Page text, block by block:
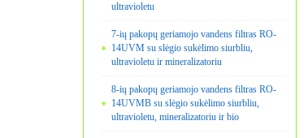
ultravioletu
7-ių pakopų geriamojo vandens filtras RO-
14UVM su slėgio sukėlimo siurbliu,
ultravioletu ir mineralizatoriu
8-ių pakopų geriamojo vandens filtras RO-
14UVMB su slėgio sukėlimo siurbliu,
ultravioletu, mineralizatoriu ir bio